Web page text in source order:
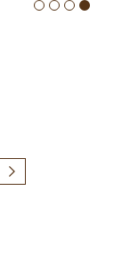
suivant